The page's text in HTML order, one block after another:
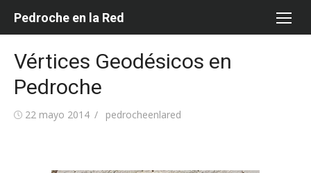
Pedroche en la Red
Vértices Geodésicos en
Pedroche
Publicada
22 mayo 2014 Autor
pedrocheenlared